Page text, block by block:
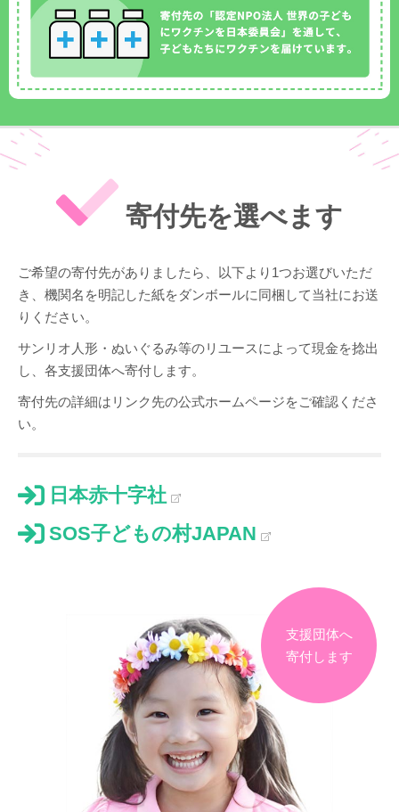
寄付先を選べます
ご希望の寄付先がありましたら、以下より1つお選びいただ
き、機関名を明記した紙をダンボールに同梱して当社にお送
りください。
サンリオ人形・ぬいぐるみ等のリユースによって現金を捻出
し、各支援団体へ寄付します。
寄付先の詳細はリンク先の公式ホームページをご確認くださ
い。
日本赤十字社
SOS子どもの村JAPAN
支援団体へ
寄付します